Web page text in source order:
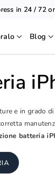
in 24 / 72 ore
Blog
e in grado
batteria